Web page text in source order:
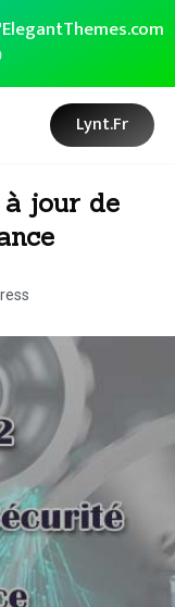
Lynt.fr
à jour de